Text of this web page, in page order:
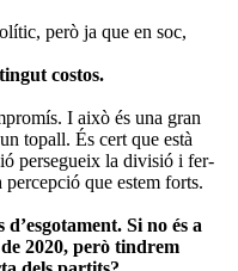
però ja que en soc,
costos.
I això és una gran
topall. És cert que està
persegueix la divisió i fer-
que estem forts.
Si no és a
2020, però tindrem